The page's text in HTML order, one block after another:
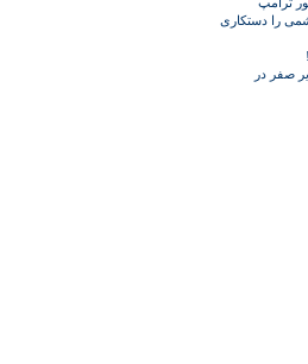
را دستکاری
درجه زیر صفر در